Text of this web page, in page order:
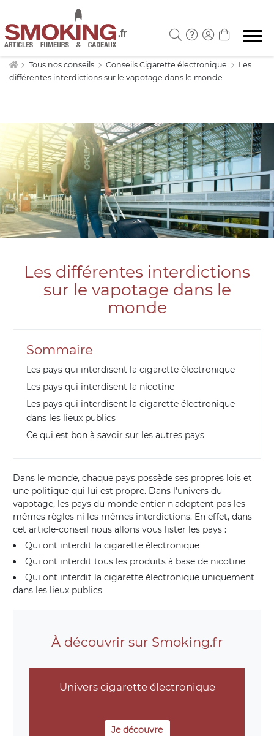
Tous nos conseils Conseils Cigarette électronique
Les
différentes interdictions sur le vapotage dans le monde
Les différentes interdictions
sur le vapotage dans le
monde
Sommaire
Les pays qui interdisent la cigarette électronique
Les pays qui interdisent la nicotine
Les pays qui interdisent la cigarette électronique
dans les lieux publics
Ce qui est bon à savoir sur les autres pays
Dans le monde, chaque pays possède ses propres lois et
une politique qui lui est propre. Dans l'univers du
vapotage, les pays du monde entier n'adoptent pas les
mêmes règles ni les mêmes interdictions. En effet, dans
cet article-conseil nous allons vous lister les pays :
Qui ont interdit la cigarette électronique
Qui ont interdit tous les produits à base de nicotine
Qui ont interdit la cigarette électronique uniquement
dans les lieux publics
À découvrir sur Smoking.fr
Univers cigarette électronique
Je découvre